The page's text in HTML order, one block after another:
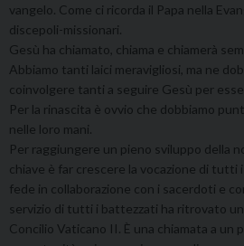
vangelo. Come ci ricorda il Papa nella
discepoli-missionari.
Gesù ha chiamato, chiama e chiamerà
Abbiamo tanti laici meravigliosi, ma ne
coinvolgere tanti a seguire Gesù per
Per la rinascita è ovvio che dobbiamo
nelle loro mani.
Per raggiungere un pieno sviluppo della
chiave è far crescere la vocazione di tutti
fede in collaborazione con i sacerdoti e
servizio di tutti i battezzati ha ritrovato
Concilio Vaticano II. È una chiamata a un